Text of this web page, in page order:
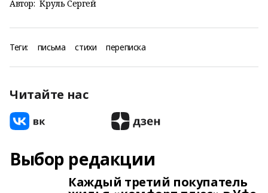
Автор: Круль Сергей
Теги: письма стихи переписка
Читайте нас
Выбор редакции
Каждый третий покупатель